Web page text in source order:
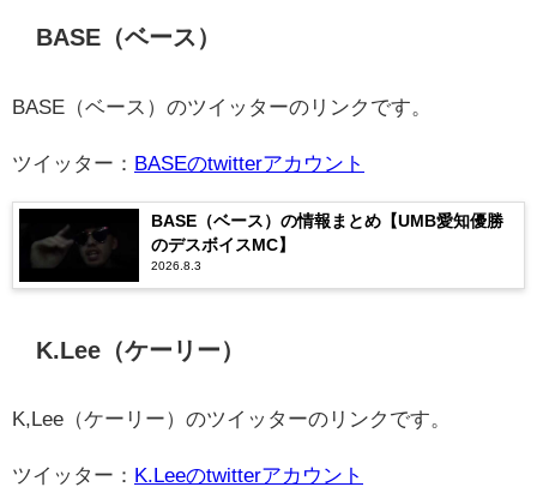
BASE（ベース）
BASE（ベース）のツイッターのリンクです。
ツイッター： BASEのtwitterアカウント
BASE（ベース）の情報まとめ【UMB愛知優勝
のデスボイスMC】
2026.8.3
K.Lee（ケーリー）
K,Lee（ケーリー）のツイッターのリンクです。
ツイッター： K.Leeのtwitterアカウント